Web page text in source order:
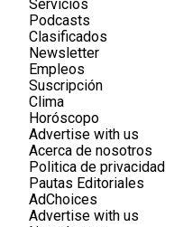
Servicios
Podcasts
Clasificados
Newsletter
Empleos
Suscripción
Clima
Horóscopo
Advertise with us
Acerca de nosotros
Politica de privacidad
Pautas Editoriales
AdChoices
Advertise with us